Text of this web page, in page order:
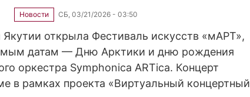
Новости СБ, 03/21/2026 - 03:50
открыла Фестиваль искусств «мАРТ»,
датам — Дню Арктики и дню рождения
оркестра Symphonica ARTica. Концерт
в рамках проекта «Виртуальный концертный